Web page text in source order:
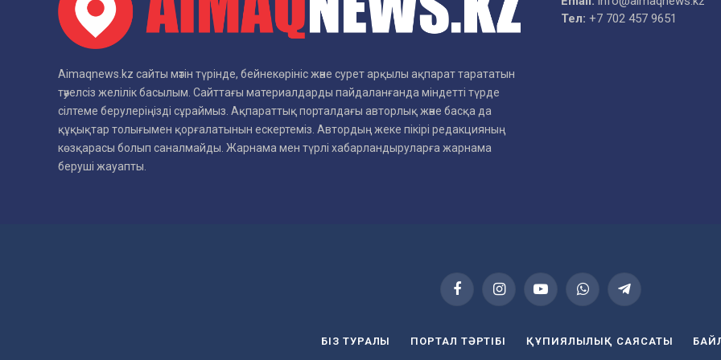
Aimaqnews.kz сайты мәтін түрінде, бейнекөрініс және сурет арқылы ақпарат тарататын
тәуелсіз желілік басылым. Сайттағы материалдарды пайдаланғанда міндетті түрде
сілтеме берулеріңізді сұраймыз. Ақпараттық порталдағы авторлық және басқа да
құқықтар толығымен қорғалатынын ескертеміз. Автордың жеке пікірі редакцияның
көзқарасы болып саналмайды. Жарнама мен түрлі хабарландыруларға жарнама
беруші жауапты.
Тел: +7 702 457 9651
FacebookInstagramYouTubeWhatsAppTelegram
БІЗ ТУРАЛЫ ПОРТАЛ ТӘРТІБІ ҚҰПИЯЛЫЛЫҚ САЯСАТЫ